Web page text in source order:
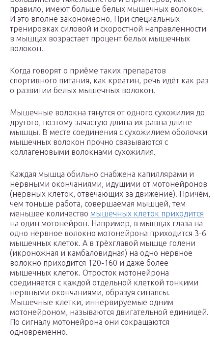
правило, имеют больше белых мышечных волокон.
И это вполне закономерно. При специальных
тренировках силовой и скоростной направленности
в мышцах возрастает процент белых мышечных
волокон.
Когда говорят о приёме таких препаратов
спортивного питания, как креатин, речь идёт как раз
о развитии белых мышечных волокон.
Мышечные волокна тянутся от одного сухожилия до
другого, поэтому зачастую длина их равна длине
мышцы. В месте соединения с сухожилием оболочки
мышечных волокон прочно связываются с
коллагеновыми волокнами сухожилия.
Каждая мышца обильно снабжена капиллярами и
нервными окончаниями, идущими от мотонейронов
(нервных клеток, отвечающих за движение). Причём,
чем тоньше работа, совершаемая мышцей, тем
меньшее количество мышечных клеток приходится
на один мотонейрон. Например, в мышцах глаза на
одно нервное волокно мотонейрона приходится 3-6
мышечных клеток. А в трёхглавой мышце голени
(икроножная и камбаловидная) на одно нервное
волокно приходится 120-160 и даже более
мышечных клеток. Отросток мотонейрона
соединяется с каждой отдельной клеткой тонкими
нервными окончаниями, образуя синапсы.
Мышечные клетки, иннервируемые одним
мотонейроном, называются двигательной единицей.
По сигналу мотонейрона они сокращаются
одновременно.